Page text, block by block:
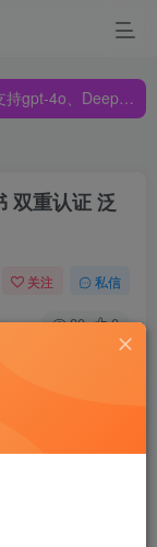
、Claude🔥🔥🔥🔥
、Claude🔥🔥🔥🔥
双重认证 泛
关注 私信
80 0
信大家的nas也
有效期每次手
用acme.sh 配